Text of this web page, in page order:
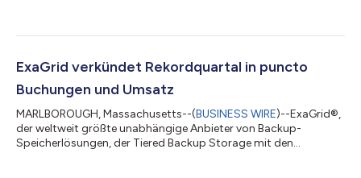
Ransomware-Angriffen bereitstellt, gab heute die
neueste Version umfasst: Unterstützung für Cohesity
DataProtect Verwendet das S3-Protokoll. Unterstützt Cohesity
Cloud Ar...
ExaGrid verkündet Rekordquartal in puncto
Buchungen und Umsatz
MARLBOROUGH, Massachusetts--(BUSINESS WIRE)--ExaGrid®,
der weltweit größte unabhängige Anbieter von Backup-
Speicherlösungen, der Tiered Backup Storage mit den